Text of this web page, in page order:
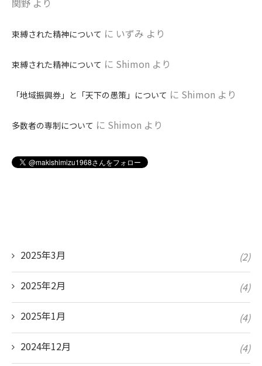
関野 より
束縛された精神について に いずみ より
束縛された精神について に Shimon より
「地域振興券」と「天下の愚策」について に Shimon より
多数者の専制について に Shimon より
2025年3月 (2)
2025年2月 (4)
2025年1月 (4)
2024年12月 (4)